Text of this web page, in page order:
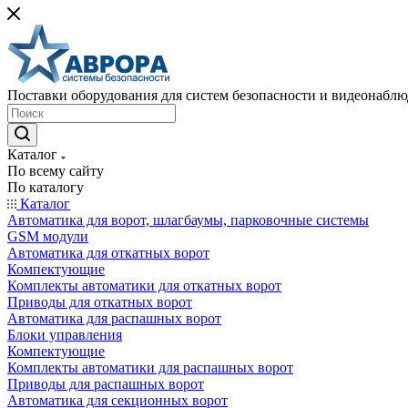
Поставки оборудования для систем безопасности и
Каталог
По всему сайту
По каталогу
Каталог
Автоматика для ворот, шлагбаумы, парковочные системы
GSM модули
Автоматика для откатных ворот
Компектующие
Комплекты автоматики для откатных ворот
Приводы для откатных ворот
Автоматика для распашных ворот
Блоки управления
Компектующие
Комплекты автоматики для распашных ворот
Приводы для распашных ворот
Автоматика для секционных ворот